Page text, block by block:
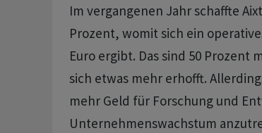
Im vergangenen Jahr schaffte
Prozent, womit sich ein
Euro ergibt. Das sind 50 Prozent
sich etwas mehr erhofft.
mehr Geld für Forschung und
Unternehmenswachstum